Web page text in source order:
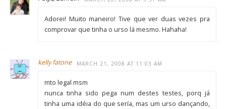
Adorei! Muito maneiro! Tive que ver duas vezes pra
comprovar que tinha o urso lá mesmo. Hahaha!
kelly fatone MARCH 21, 2008 AT 11:03 AM
mto legal msm
nunca tinha sido pega num destes testes, porq já
tinha uma idéia do que sería, mas um urso dançando,